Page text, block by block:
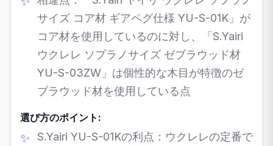
サイズ コア材 ギアペグ仕様 YU-S-01K」が
コア材を使用しているのに対し、「S.Yairi
ウクレレ ソプラノサイズ ゼブラウッド材
YU-S-03ZW」は個性的な木目が特徴のゼ
ブラウッド材を使用している点
選び方のポイント:
S.Yairi YU-S-01Kの利点：ウクレレの定番で